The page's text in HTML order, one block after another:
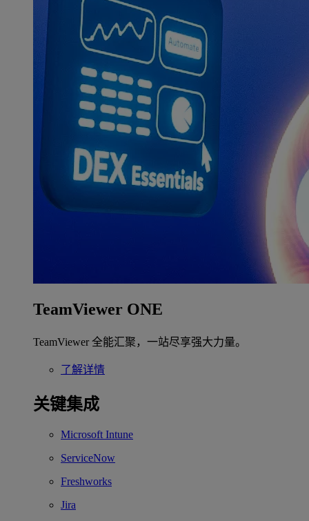
TeamViewer ONE
TeamViewer 全能汇聚，一站尽享强大力量。
了解详情
关键集成
Microsoft Intune
ServiceNow
Freshworks
Jira